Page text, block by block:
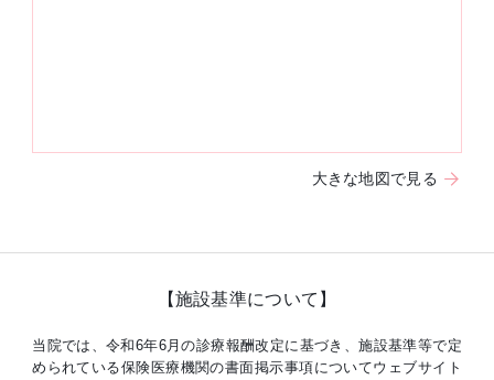
大きな地図で見る
【施設基準について】
当院では、令和6年6月の診療報酬改定に基づき、施設基準等で定
められている保険医療機関の書面掲示事項についてウェブサイト